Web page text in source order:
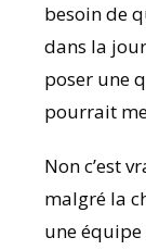
besoin de
dans la
poser une
pourrait
Non c’est
malgré la
une équipe